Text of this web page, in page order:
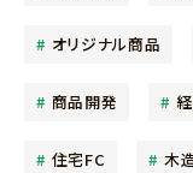
オリジナル商品
商品開発
住宅FC 木